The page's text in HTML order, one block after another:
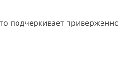
подчеркивает